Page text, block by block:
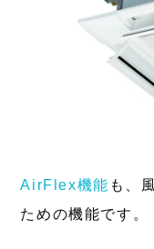
AirFlex機能 も、
ための機能です。